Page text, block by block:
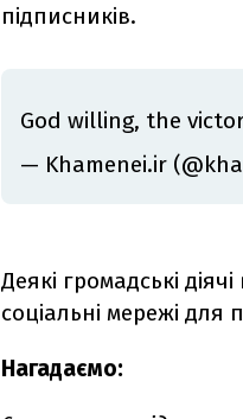
підписників.
God willing, the
— Khamenei.ir
Деякі громадські
соціальні мережі для
Нагадаємо: